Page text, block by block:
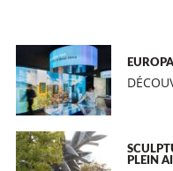
PLEIN